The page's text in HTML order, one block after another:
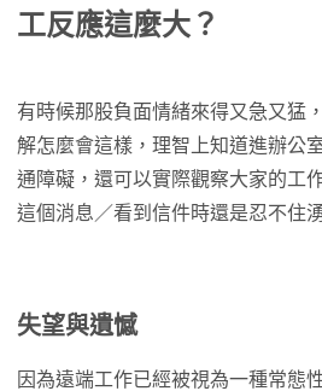
工反應這麼大？
有時候那股負面情緒來得又急又猛
解怎麼會這樣，理智上知道進辦公
通障礙，還可以實際觀察大家的工
這個消息／看到信件時還是忍不住
失望與遺憾
因為遠端工作已經被視為一種常態